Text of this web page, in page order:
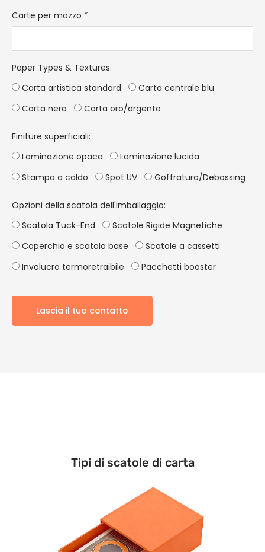
Carte per mazzo *
Paper Types & Textures:
Carta artistica standard
Carta centrale blu
Carta nera
Carta oro/argento
Finiture superficiali:
Laminazione opaca
Laminazione lucida
Stampa a caldo
Spot UV Goffratura/Debossing
Opzioni della scatola dell'imballaggio:
Scatola Tuck-End
Scatole Rigide Magnetiche
Coperchio e scatola base
Scatole a cassetti
Involucro termoretraibile
Pacchetti booster
Lascia il tuo contatto
Tipi di scatole di carta